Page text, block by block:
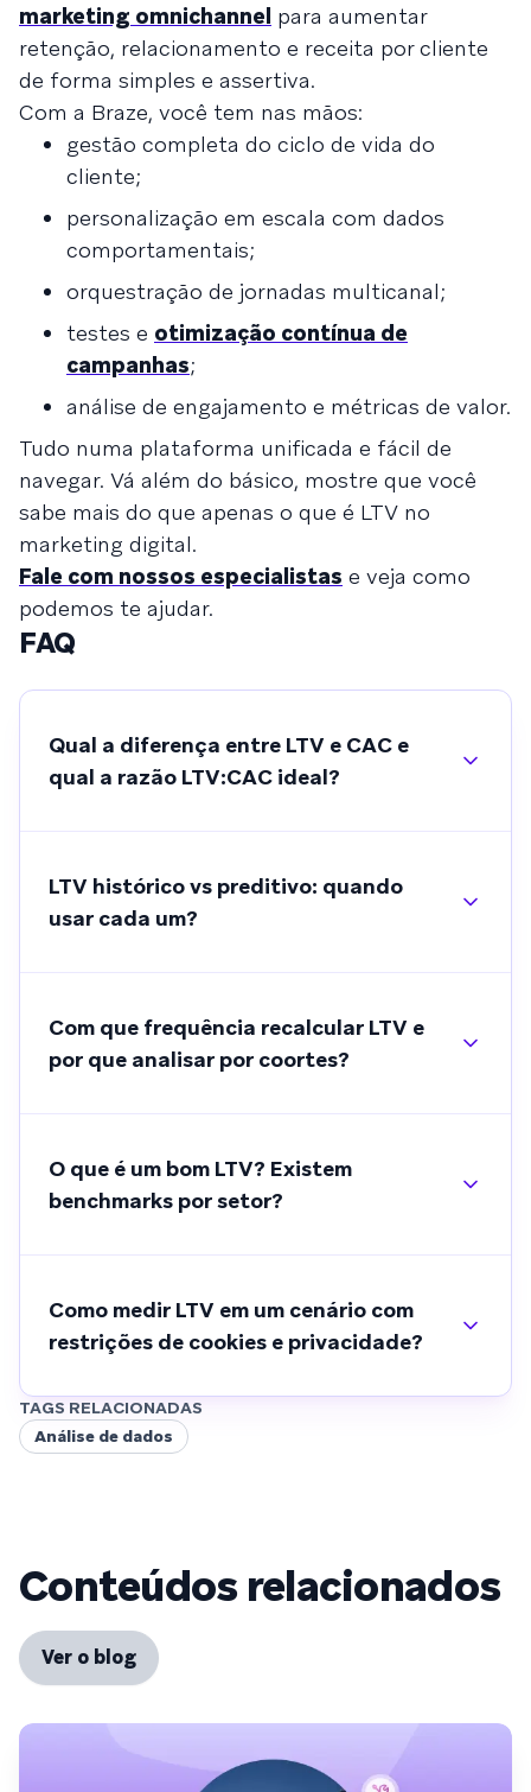
marketing omnichannel para aumentar
retenção, relacionamento e receita por cliente
de forma simples e assertiva.
Com a Braze, você tem nas mãos:
gestão completa do ciclo de vida do
cliente;
personalização em escala com dados
comportamentais;
orquestração de jornadas multicanal;
testes e otimização contínua de
campanhas;
análise de engajamento e métricas de valor.
Tudo numa plataforma unificada e fácil de
navegar. Vá além do básico, mostre que você
sabe mais do que apenas o que é LTV no
marketing digital.
Fale com nossos especialistas e veja como
podemos te ajudar.
FAQ
Qual a diferença entre LTV e CAC e
qual a razão LTV:CAC ideal?
LTV histórico vs preditivo: quando
usar cada um?
Com que frequência recalcular LTV e
por que analisar por coortes?
O que é um bom LTV? Existem
benchmarks por setor?
Como medir LTV em um cenário com
restrições de cookies e privacidade?
TAGS RELACIONADAS
Análise de dados
Conteúdos relacionados
Ver o blog